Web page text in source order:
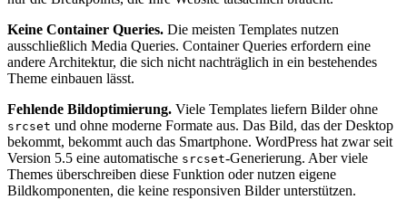
Keine Container Queries. Die meisten Templates nutzen
ausschließlich Media Queries. Container Queries erfordern eine
andere Architektur, die sich nicht nachträglich in ein bestehendes
Theme einbauen lässt.
Fehlende Bildoptimierung. Viele Templates liefern Bilder ohne
srcset und ohne moderne Formate aus. Das Bild, das der Desktop
bekommt, bekommt auch das Smartphone. WordPress hat zwar seit
Version 5.5 eine automatische srcset-Generierung. Aber viele
Themes überschreiben diese Funktion oder nutzen eigene
Bildkomponenten, die keine responsiven Bilder unterstützen.